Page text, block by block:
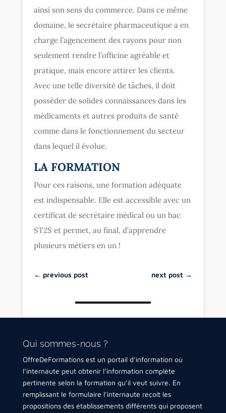
ainsi son sens du commerce. Dans ce même
domaine, le secrétaire pharmaceutique a en
charge l’agencement des rayons pour non
seulement rendre l’officine agréable et
pratique, mais encore attirer les clients.
Avec une telle diversité de tâches, il doit
posséder de solides connaissances dans les
médicaments et autres produits de santé
comme dans le fonctionnement du secteur
dans lequel il évolue.
LA FORMATION
Pour ces raisons, une formation adéquate
est indispensable. Elle est accessible avec un
certificat de secrétaire médical ou un bac
ST2S et permet, au final, d’apprendre
plusieurs métiers en un !
← previous post next post →
Qui sommes-nous ?
OffreDeFormations est un portail d’information où
l’internaute peut obtenir l’information complète
pertinente selon la formation qu’il veut suivre. En
remplissant le formulaire l’internaute reçoit les
propositions des établissements différents qui proposent